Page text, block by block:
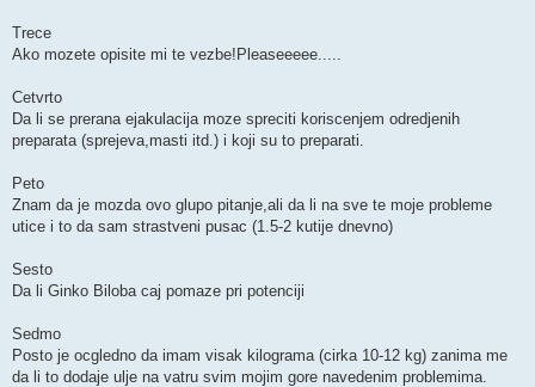
Trece
Ako mozete opisite mi te vezbe!Pleaseeeee.....
Cetvrto
Da li se prerana ejakulacija moze spreciti koriscenjem odredjenih
preparata (sprejeva,masti itd.) i koji su to preparati.
Peto
Znam da je mozda ovo glupo pitanje,ali da li na sve te moje probleme
utice i to da sam strastveni pusac (1.5-2 kutije dnevno)
Sesto
Da li Ginko Biloba caj pomaze pri potenciji
Sedmo
Posto je ocgledno da imam visak kilograma (cirka 10-12 kg) zanima me
da li to dodaje ulje na vatru svim mojim gore navedenim problemima.